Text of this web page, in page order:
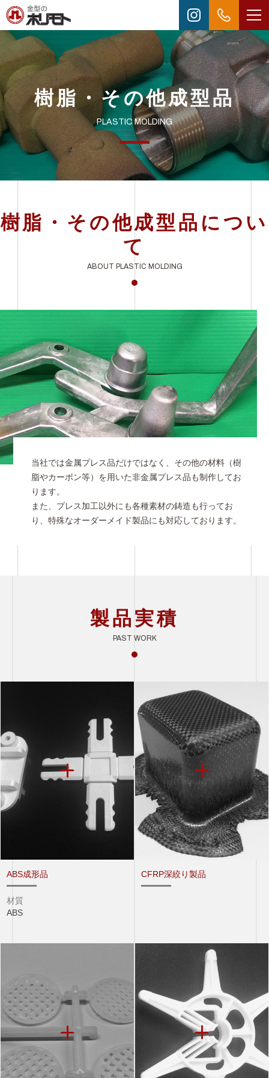
樹脂・その他成型品
PLASTIC MOLDING
樹脂・その他成型品につい
て
ABOUT PLASTIC MOLDING
当社では金属プレス品だけではなく、その他の材料（樹
脂やカーボン等）を用いた非金属プレス品も制作してお
ります。
また、プレス加工以外にも各種素材の鋳造も行ってお
り、特殊なオーダーメイド製品にも対応しております。
製品実積
PAST WORK
ABS成形品
材質
ABS
CFRP深絞り製品